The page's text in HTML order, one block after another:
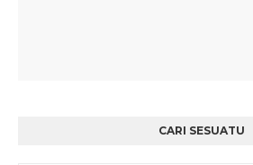
CARI SESUATU